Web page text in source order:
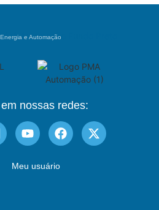
e Automação
nossas redes:
Meu usuário